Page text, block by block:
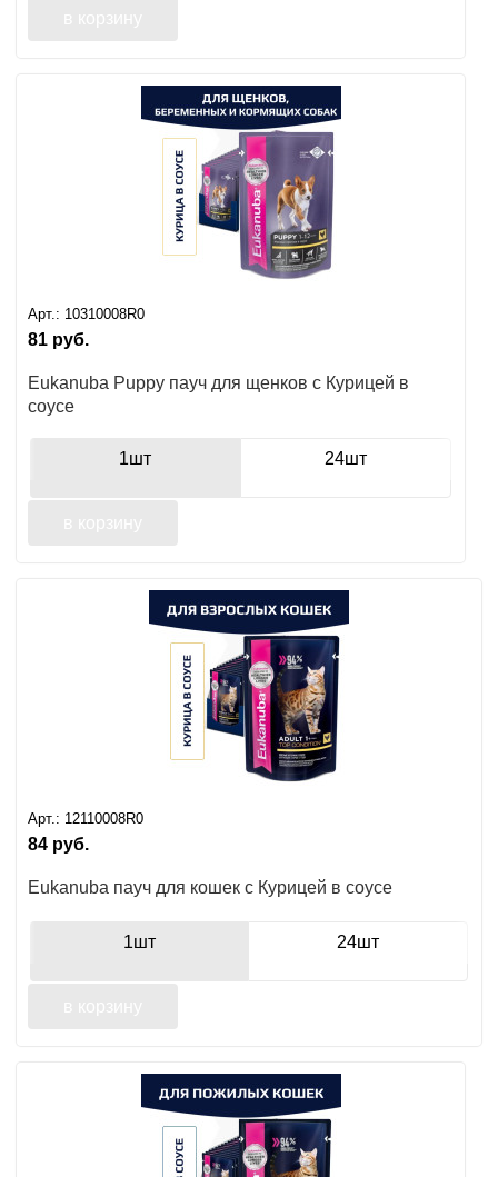
Арт.: 10310008R0
81 руб.
Eukanuba Puppy пауч для щенков с Курицей в
соусе
1шт 24шт
Арт.: 12110008R0
84 руб.
Eukanuba пауч для кошек с Курицей в соусе
1шт 24шт